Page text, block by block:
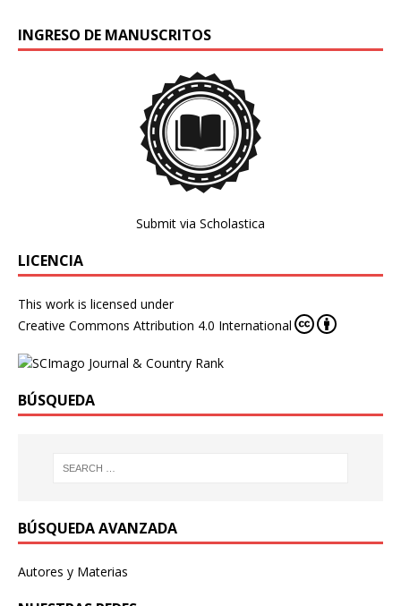
INGRESO DE MANUSCRITOS
Submit via Scholastica
LICENCIA
This work is licensed under
Creative Commons Attribution 4.0 International
BÚSQUEDA
BÚSQUEDA AVANZADA
Autores y Materias